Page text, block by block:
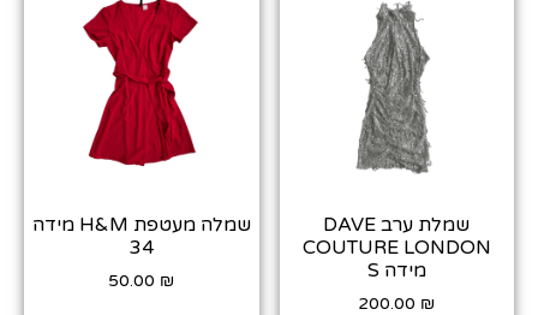
שמלת ערב DAVE
COUTURE LONDON
מידה S
200.00 ₪
שמלה מעטפת H&M מידה
34
50.00 ₪